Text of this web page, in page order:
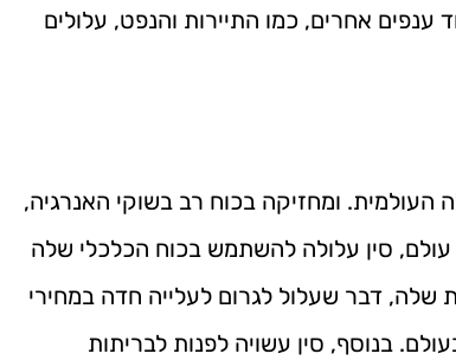
ענפים אחרים, כמו התיירות והנפט, עלולים
העולמית. ומחזיקה בכוח רב בשוקי האנרגיה,
סין עלולה להשתמש בכוח הכלכלי שלה
שלה, דבר שעלול לגרום לעלייה חדה במחירי
בנוסף, סין עשויה לפנות לבריתות